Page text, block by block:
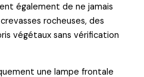
également de ne jamais
rocheuses, des
végétaux sans vérification
une lampe frontale